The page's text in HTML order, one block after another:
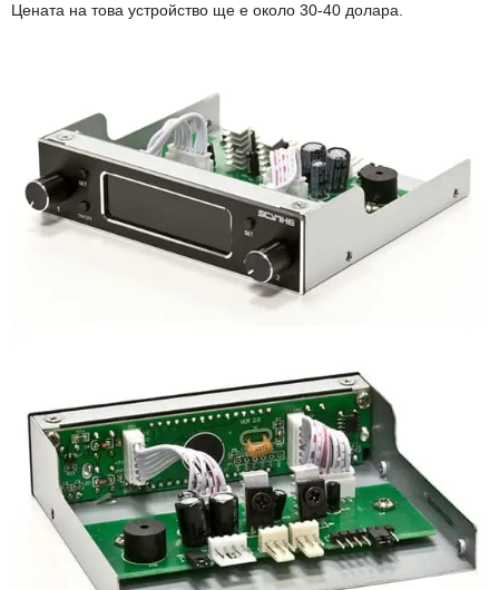
Цената на това устройство ще е около 30-40 долара.